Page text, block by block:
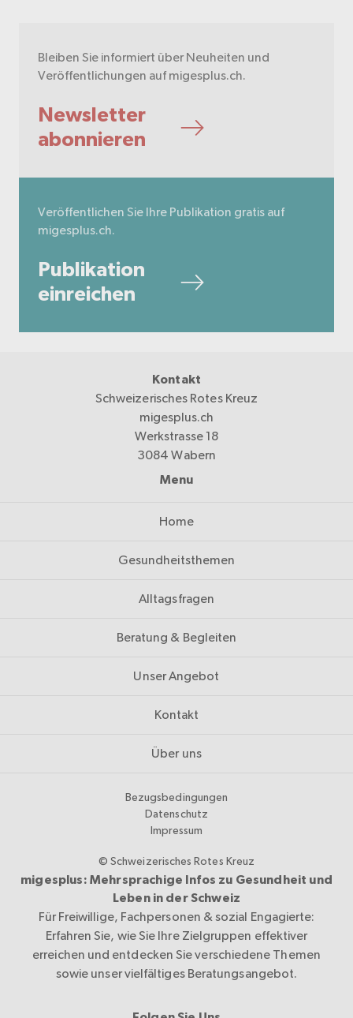
Bleiben Sie informiert über Neuheiten und
Veröffentlichungen auf migesplus.ch.
Newsletter
abonnieren
Veröffentlichen Sie Ihre Publikation gratis auf
migesplus.ch.
Publikation
einreichen
Kontakt
Schweizerisches Rotes Kreuz
migesplus.ch
Werkstrasse 18
3084 Wabern
Menu
Home
Gesundheitsthemen
Alltagsfragen
Beratung & Begleiten
Unser Angebot
Kontakt
Über uns
Bezugsbedingungen
Datenschutz
Impressum
© Schweizerisches Rotes Kreuz
migesplus: Mehrsprachige Infos zu Gesundheit und
Leben in der Schweiz
Für Freiwillige, Fachpersonen & sozial Engagierte:
Erfahren Sie, wie Sie Ihre Zielgruppen effektiver
erreichen und entdecken Sie verschiedene Themen
sowie unser vielfältiges Beratungsangebot.